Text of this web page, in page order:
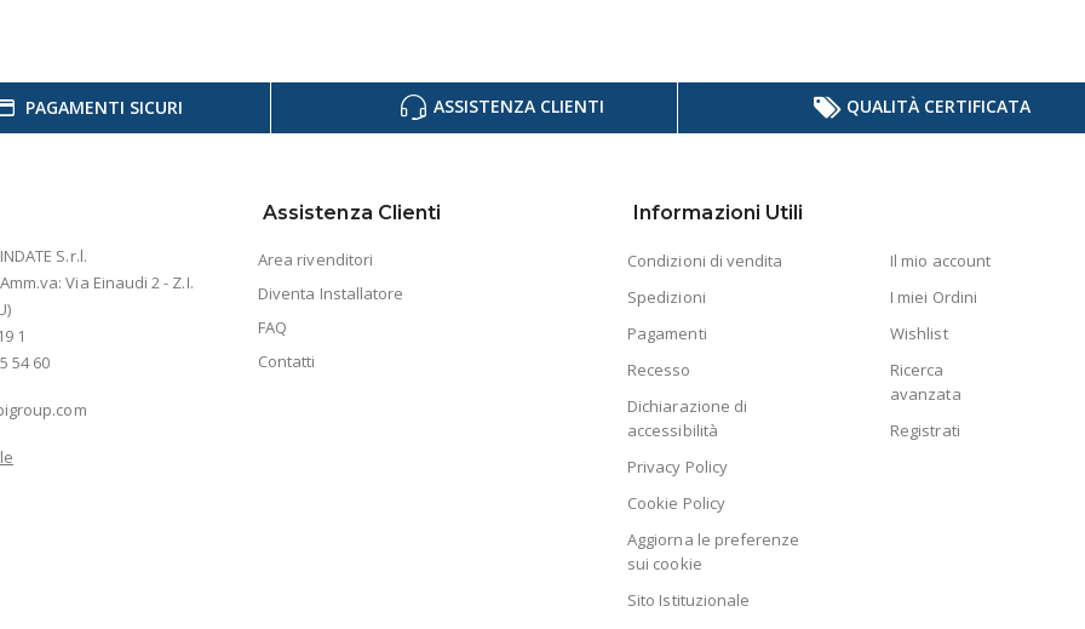
PAGAMENTI SICURI ASSISTENZA CLIENTI QUALITÀ CERTIFICATA
S.r.l.
Via Einaudi 2 - Z.I.
1
54 60
Assistenza Clienti
Area rivenditori
Diventa Installatore
FAQ
Contatti
Informazioni Utili
Condizioni di vendita
Spedizioni
Pagamenti
Recesso
Dichiarazione di
accessibilità
Privacy Policy
Cookie Policy
Aggiorna le preferenze
sui cookie
Sito Istituzionale
Il mio account
I miei Ordini
Wishlist
Ricerca
avanzata
Registrati